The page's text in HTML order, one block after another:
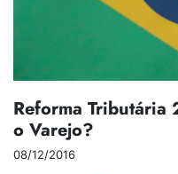
Reforma Tributária
o Varejo?
08/12/2016